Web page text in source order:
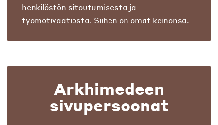
henkilöstön sitoutumisesta ja
työmotivaatiosta. Siihen on omat keinonsa.
Arkhimedeen
sivupersoonat